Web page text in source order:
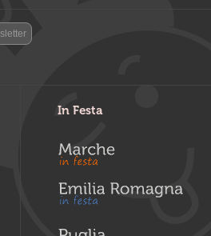
In Festa